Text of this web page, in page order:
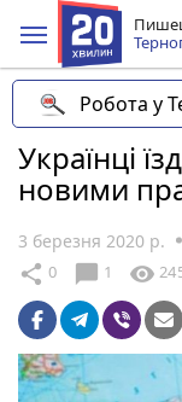
Робота у
Українці
новими
3 березня 2020 р.
share 0 chat_bubble 1 visibility